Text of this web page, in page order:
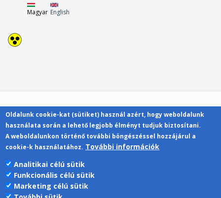
Magyar English
Kapcsolat
Pécsi Tudományegyetem | Kancellária |
Informatikai Igazgatóság 2019.
Oldalunk cookie-kat (sütiket) használ azért, hogy weboldalunk
használata során a lehető legjobb élményt tudjuk biztosítani.
A weboldalunkon történő további böngészéssel hozzájárul a
cookie-k használatához. További információk
Analitikai célú sütik
Funkcionális célú sütik
Marketing célú sütik